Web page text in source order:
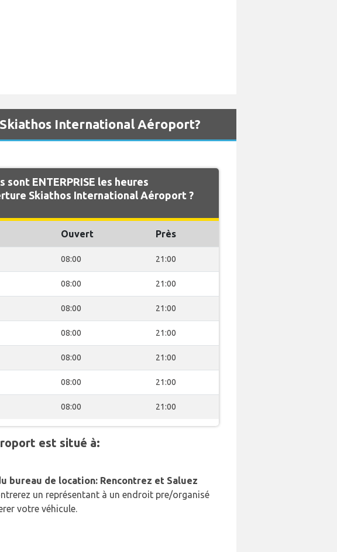
International Aéroport?
sont ENTERPRISE les heures
Skiathos International Aéroport ?
Ouvert Près
08:00 21:00
08:00 21:00
08:00 21:00
08:00 21:00
08:00 21:00
08:00 21:00
08:00 21:00
est situé à:
bureau de location: Rencontrez et Saluez
un représentant à un endroit pre/organisé
votre véhicule.